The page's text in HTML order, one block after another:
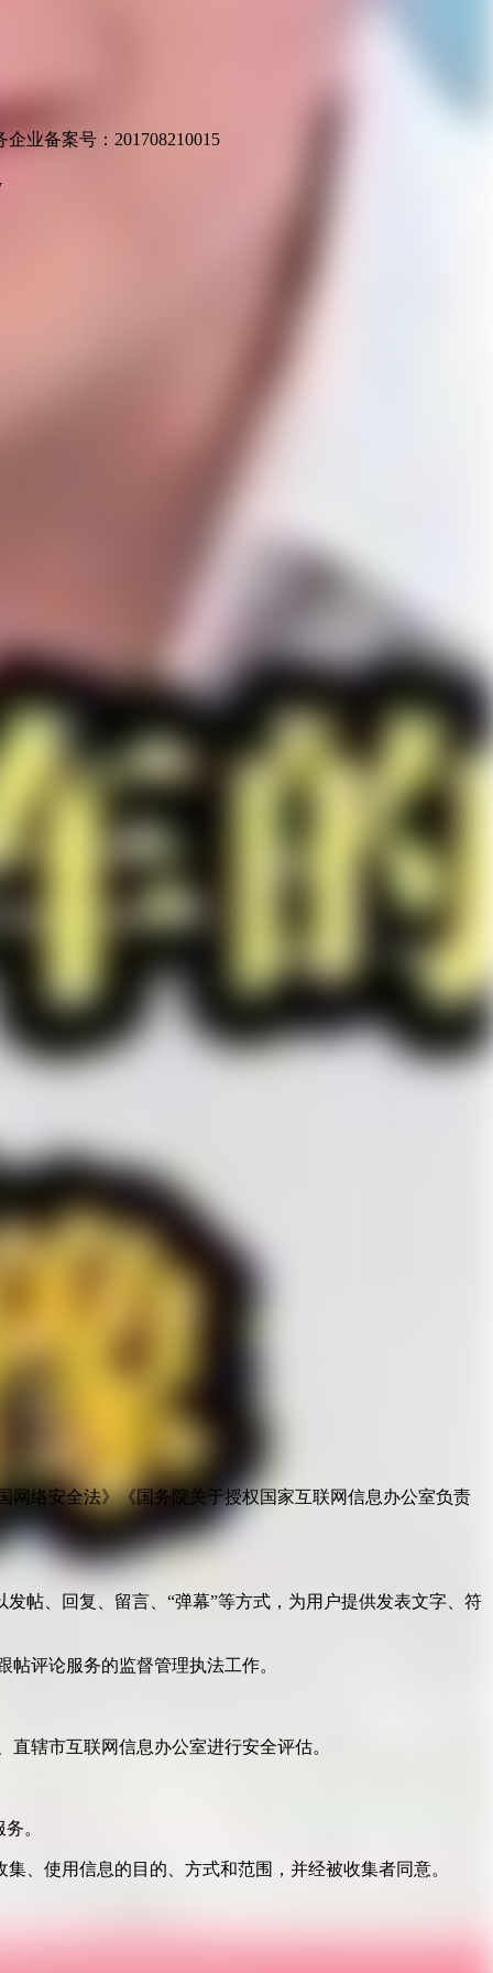
业备案号：201708210015
络安全法》《国务院关于授权国家互联网信息办公室负责
帖、回复、留言、“弹幕”等方式，为用户提供发表文字、符
评论服务的监督管理执法工作。
辖市互联网信息办公室进行安全评估。
。
、使用信息的目的、方式和范围，并经被收集者同意。